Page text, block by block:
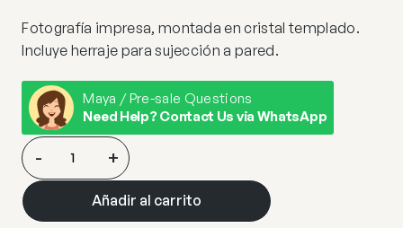
Fotografía impresa, montada en cristal templado.
Incluye herraje para sujección a pared.
Maya / Pre-sale Questions
Need Help? Contact Us via WhatsApp
CLARISA
-
FOTO
80×120
- +
Añadir al carrito